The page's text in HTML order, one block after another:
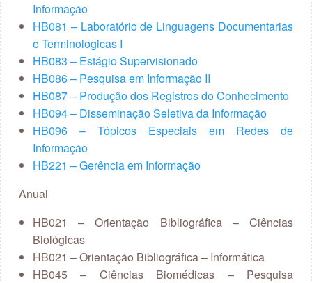
Informação
HB081 – Laboratório de Linguagens Documentarias
e Terminologicas I
HB083 – Estágio Supervisionado
HB086 – Pesquisa em Informação II
HB087 – Produção dos Registros do Conhecimento
HB094 – Disseminação Seletiva da Informação
HB096 – Tópicos Especiais em Redes de
Informação
HB221 – Gerência em Informação
Anual
HB021 – Orientação Bibliográfica – Ciências
Biológicas
HB021 – Orientação Bibliográfica – Informática
HB045 – Ciências Biomédicas – Pesquisa